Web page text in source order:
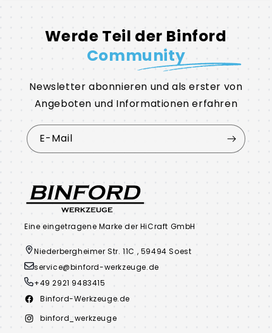
Werde Teil der Binford
Community
Newsletter abonnieren und als erster von
Angeboten und Informationen erfahren
E-Mail
Eine eingetragene Marke der HiCraft GmbH
Niederbergheimer Str. 11C , 59494 Soest
service@binford-werkzeuge.de
+49 2921 9483415
Facebook
Binford-Werkzeuge.de
Instagram
binford_werkzeuge